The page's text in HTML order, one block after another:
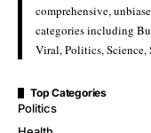
comprehensive,
categories including
Viral, Politics, Science,
Top Categories
Politics